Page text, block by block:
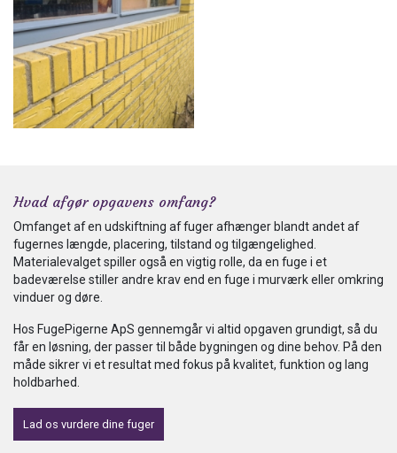
Hvad afgør opgavens omfang?
Omfanget af en udskiftning af fuger afhænger blandt andet af
fugernes længde, placering, tilstand og tilgængelighed.
Materialevalget spiller også en vigtig rolle, da en fuge i et
badeværelse stiller andre krav end en fuge i murværk eller omkring
vinduer og døre.
Hos FugePigerne ApS gennemgår vi altid opgaven grundigt, så du
får en løsning, der passer til både bygningen og dine behov. På den
måde sikrer vi et resultat med fokus på kvalitet, funktion og lang
holdbarhed.
Lad os vurdere dine fuger